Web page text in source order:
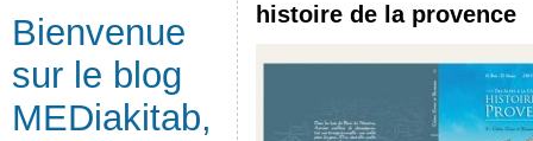
Bienvenue
sur le blog
MEDiakitab,
histoire de la provence